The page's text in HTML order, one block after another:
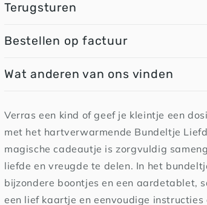
Terugsturen
Bestellen op factuur
Wat anderen van ons vinden
Verras een kind of geef je kleintje een
met het hartverwarmende Bundeltje
magische cadeautje is zorgvuldig
liefde en vreugde te delen. In het
bijzondere boontjes en een aardetablet,
een lief kaartje en eenvoudige instructies